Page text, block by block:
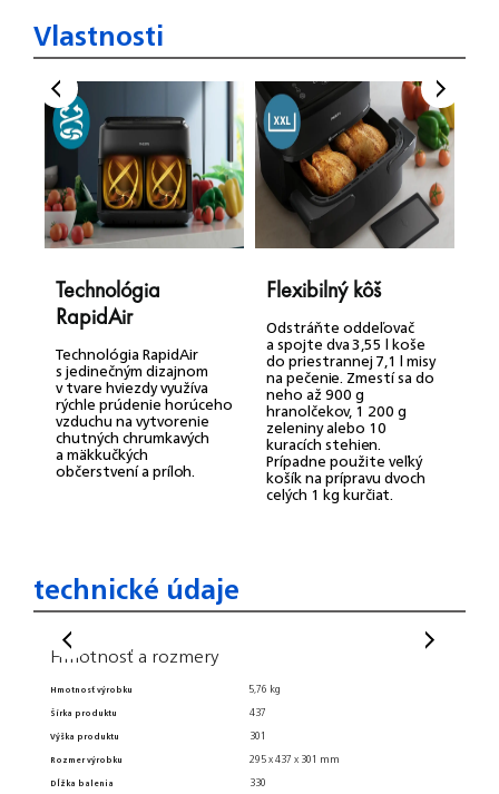
Vlastnosti
Technológia
RapidAir
Technológia RapidAir
s jedinečným dizajnom
v tvare hviezdy využíva
rýchle prúdenie horúceho
vzduchu na vytvorenie
chutných chrumkavých
a mäkkučkých
občerstvení a príloh.
Flexibilný kôš
Odstráňte oddeľovač
a spojte dva 3,55 l koše
do priestrannej 7,1 l misy
na pečenie. Zmestí sa do
neho až 900 g
hranolčekov, 1 200 g
zeleniny alebo 10
kuracích stehien.
Prípadne použite veľký
košík na prípravu dvoch
celých 1 kg kurčiat.
technické údaje
Hmotnosť a rozmery
Hmotnosť výrobku
Šírka produktu
Výška produktu
Rozmer výrobku
Dĺžka balenia
5,76 kg
437
301
295 x 437 x 301 mm
330
Odoslať
Powered by chaterimo